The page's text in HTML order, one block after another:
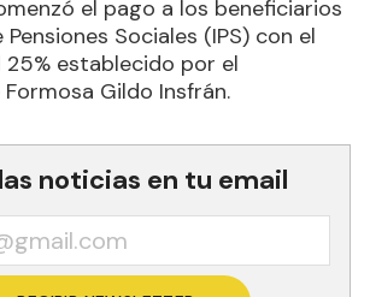
el pago a los beneficiarios
Sociales (IPS) con el
establecido por el
Gildo Insfrán.
noticias en tu email